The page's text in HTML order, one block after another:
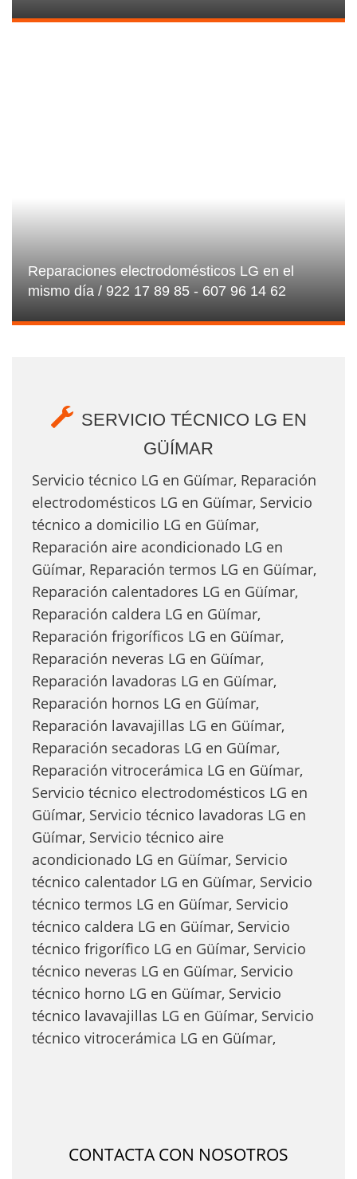
Reparaciones electrodomésticos LG en el
mismo día / 922 17 89 85 - 607 96 14 62
SERVICIO TÉCNICO LG EN
GÜÍMAR
Servicio técnico LG en Güímar, Reparación
electrodomésticos LG en Güímar, Servicio
técnico a domicilio LG en Güímar,
Reparación aire acondicionado LG en
Güímar, Reparación termos LG en Güímar,
Reparación calentadores LG en Güímar,
Reparación caldera LG en Güímar,
Reparación frigoríficos LG en Güímar,
Reparación neveras LG en Güímar,
Reparación lavadoras LG en Güímar,
Reparación hornos LG en Güímar,
Reparación lavavajillas LG en Güímar,
Reparación secadoras LG en Güímar,
Reparación vitrocerámica LG en Güímar,
Servicio técnico electrodomésticos LG en
Güímar, Servicio técnico lavadoras LG en
Güímar, Servicio técnico aire
acondicionado LG en Güímar, Servicio
técnico calentador LG en Güímar, Servicio
técnico termos LG en Güímar, Servicio
técnico caldera LG en Güímar, Servicio
técnico frigorífico LG en Güímar, Servicio
técnico neveras LG en Güímar, Servicio
técnico horno LG en Güímar, Servicio
técnico lavavajillas LG en Güímar, Servicio
técnico vitrocerámica LG en Güímar,
CONTACTA CON NOSOTROS